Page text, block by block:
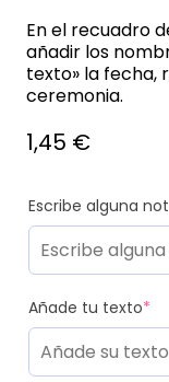
En el recuadro
añadir los
texto» la fecha,
ceremonia.
1,45 €
Escribe alguna
Añade tu texto*